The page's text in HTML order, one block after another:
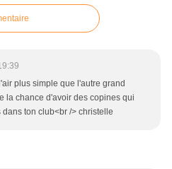
plus simple que l'autre grand
la chance d'avoir des copines qui
ton club<br /> christelle